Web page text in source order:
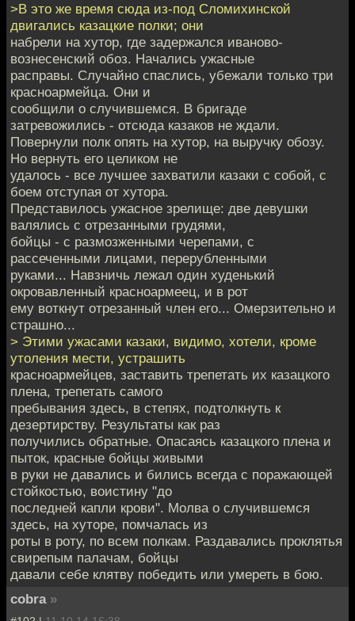
>В это же время сюда из-под Сломихинской
двигались казацкие полки; они
набрели на хутор, где задержался иваново-
вознесенский обоз. Начались ужасные
расправы. Случайно спаслись, убежали только три
красноармейца. Они и
сообщили о случившемся. В бригаде
затревожились - отсюда казаков не ждали.
Повернули полк опять на хутор, на выручку обозу.
Но вернуть его целиком не
удалось - все лучшее захватили казаки с собой, с
боем отступая от хутора.
Представилось ужасное зрелище: две девушки
валялись с отрезанными грудями,
бойцы - с размозженными черепами, с
рассеченными лицами, перерубленными
руками... Навзничь лежал один худенький
окровавленный красноармеец, и в рот
ему воткнут отрезанный член его... Омерзительно и
страшно...
> Этими ужасами казаки, видимо, хотели, кроме
утоления мести, устрашить
красноармейцев, заставить трепетать их казацкого
плена, трепетать самого
пребывания здесь, в степях, подтолкнуть к
дезертирству. Результаты как раз
получились обратные. Опасаясь казацкого плена и
пыток, красные бойцы живыми
в руки не давались и бились всегда с поражающей
стойкостью, воистину "до
последней капли крови". Молва о случившемся
здесь, на хуторе, помчалась из
роты в роту, по всем полкам. Раздавались проклятья
свирепым палачам, бойцы
давали себе клятву победить или умереть в бою.
cobra »